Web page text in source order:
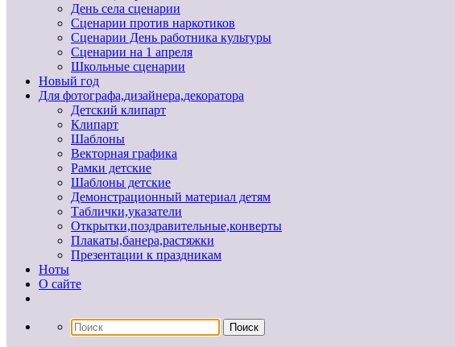
День села сценарии
Сценарии против наркотиков
Сценарии День работника культуры
Сценарии на 1 апреля
Школьные сценарии
Новый год
Для фотографа,дизайнера,декоратора
Детский клипарт
Клипарт
Шаблоны
Векторная графика
Рамки детские
Шаблоны детские
Демонстрационный материал детям
Таблички,указатели
Открытки,поздравительные,конверты
Плакаты,банера,растяжки
Презентации к праздникам
Ноты
О сайте